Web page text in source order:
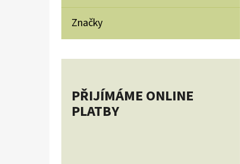
Značky
PŘIJÍMÁME ONLINE
PLATBY